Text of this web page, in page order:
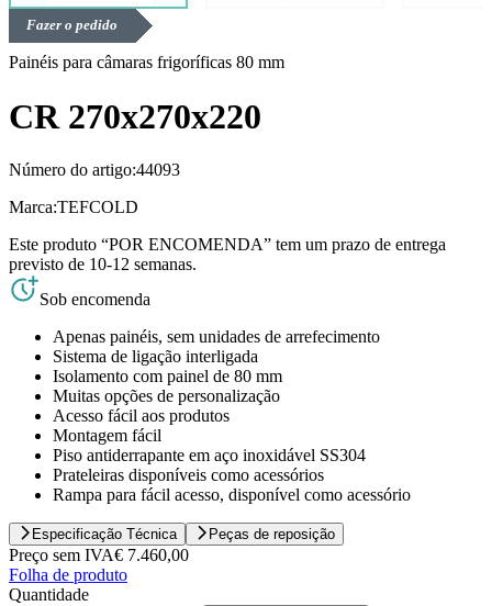
Fazer o pedido
Painéis para câmaras frigoríficas 80 mm
CR 270x270x220
Número do artigo:44093
Marca:TEFCOLD
Este produto “POR ENCOMENDA” tem um prazo de entrega
previsto de 10-12 semanas.
Sob encomenda
Apenas painéis, sem unidades de arrefecimento
Sistema de ligação interligada
Isolamento com painel de 80 mm
Muitas opções de personalização
Acesso fácil aos produtos
Montagem fácil
Piso antiderrapante em aço inoxidável SS304
Prateleiras disponíveis como acessórios
Rampa para fácil acesso, disponível como acessório
Especificação Técnica Peças de reposição
Preço sem IVA€ 7.460,00
Folha de produto
Quantidade